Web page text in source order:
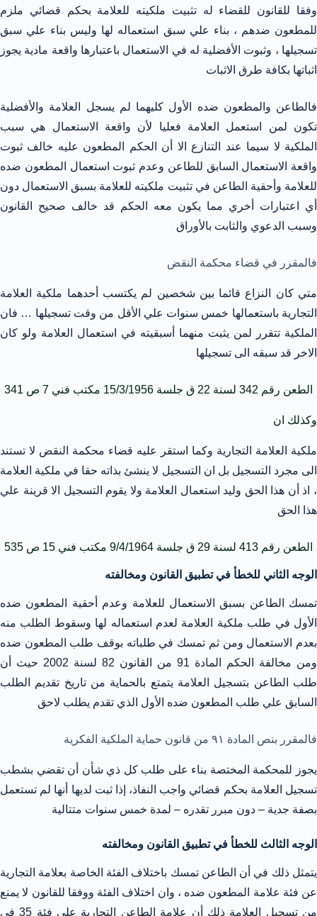
وفقا للقانون للقضاء له تثبيت ملكيته للعلامة بحكم قضائي ملزم
للمطعون ضدهم ، بناء علي سبق استعماله لها وليس بناء علي سبق
تسجيلها ، وثبوت الأفضلية له في الاستعمال باعتبارها واقعة مادية يجوز
اثباتها بكافة طرق الاثبات
فالطاعن والمطعون ضده الأول كليهما لم يسجل العلامة والأفضلية
تكون لمن استعمل العلامة فعليا لأن واقعة الاستعمال هي سبب
الملكية لا سيما عند التنازع الا أن الحكم المطعون عليه خالف ثبوت
واقعة الاستعمال السابق للطاعن وعدم ثبوت استعمال المطعون ضده
للعلامة وأحقية الطاعن في تثبيت ملكيته للعلامة بسبق الاستعمال دون
أي اعتبارات أخري مما يكون معه الحكم قد خالف صحيح القانون
وسبب الدعوي والثابت بالأوراق
فالمقرر في قضاء محكمة النقض
متي كان النزاع قائما بين شخصين لم يكتسب أحدهما ملكية العلامة
التجارية باستعمالها خمس سنوات علي الأقل من وقت تسجيلها … فان
الملكية تتقرر لمن يثبت منهما أسبقيته في استعمال العلامة ولو كان
الاخر قد سبقه الى تسجيلها
الطعن رقم 342 لسنة 22 ق جلسة 15/3/1956 مكتب فني 7 ص 341
وكذلك ان
ملكية العلامة التجارية وكما استقر عليه قضاء محكمة النقض لا تستند
الى مجرد التسجيل بل ان التسجيل لا ينشئ بذاته حقا في ملكية العلامة
، اذ أن هذا الحق وليد استعمال العلامة ولا يقوم التسجيل الا قرينة علي
هذا الحق
الطعن رقم 413 لسنة 29 ق جلسة 9/4/1964 مكتب فني 15 ص 535
الوجه الثاني للخطأ في تطبيق القانون ومخالفته
تمسك الطاعن بسبق الاستعمال للعلامة وعدم أحقية المطعون ضده
الأول في طلب ملكية العلامة لعدم استعماله لها وسقوط الطلب منه
بعدم الاستعمال ومن ثم تمسك في طلباته بوقف طلب المطعون ضده
ومن مخالفة الحكم المادة 91 من القانون 82 لسنة 2002 حيث أن
طلب الطاعن بتسجيل العلامة يتمتع بالحماية من تاريخ تقديم الطلب
السابق علي طلب المطعون ضده الأول الذي تقدم يطلب لاحق
فالمقرر بنص المادة ٩١ من قانون حماية الملكية الفكرية
يجوز للمحكمة المختصة بناء على طلب كل ذي شأن أن تقضي بشطب
تسجيل العلامة بحكم قضائي واجب النفاذ، إذا ثبت لديها أنها لم تستعمل
بصفة جدية – دون مبرر تقدره – لمدة خمس سنوات متتالية
الوجه الثالث للخطأ في تطبيق القانون ومخالفته
يتمثل ذلك في أن الطاعن تمسك باختلاف الفئة الخاصة بعلامة التجارية
عن فئة علامة المطعون ضده ، وان اختلاف الفئة ووفقا للقانون لا يمنع
من تسجيل العلامة ذلك أن علامة الطاعن التجارية علي فئة 35 في